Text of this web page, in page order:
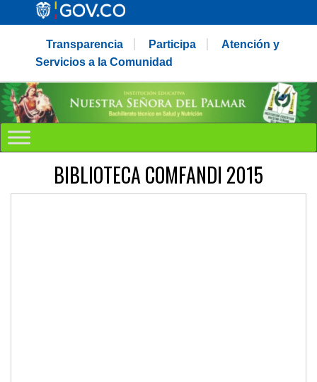
Transparencia Participa
Atención y
Servicios a la Comunidad